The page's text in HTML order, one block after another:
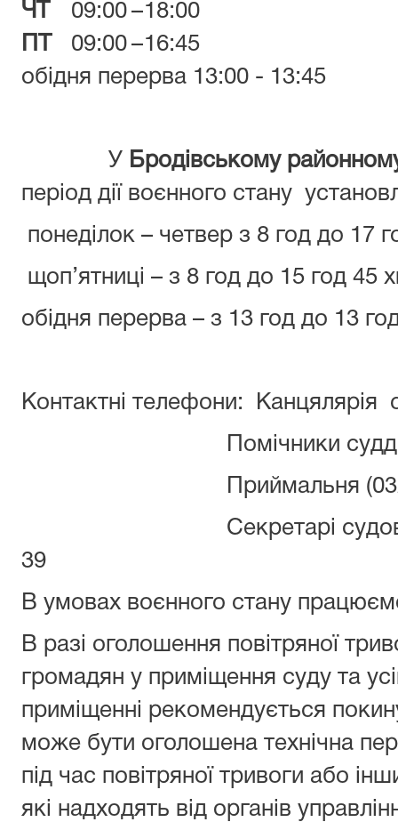
ЧТ
09:00 –18:00
09:00 –16:45
обідня перерва 13:00 - 13:45
У Бродівському
період дії воєнного стану
понеділок – четвер з 8 год до 17
щоп’ятниці – з 8 год до 15 год 45
обідня перерва – з 13 год до 13
Контактні телефони: Канцялярія
Помічники суддів
Приймальня (03266)
Секретарі судового
39
В умовах воєнного стану
В разі оголошення повітряної
громадян у приміщення суду та
приміщенні рекомендується
може бути оголошена технічна
під час повітряної тривоги або
які надходять від органів